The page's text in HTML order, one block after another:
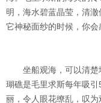
明，海水碧蓝晶莹，清
它神秘面纱的时候，你会
坐船观海，可以清楚
瑚礁是毛里求斯每年吸
丽，令人眼花缭乱，叹为